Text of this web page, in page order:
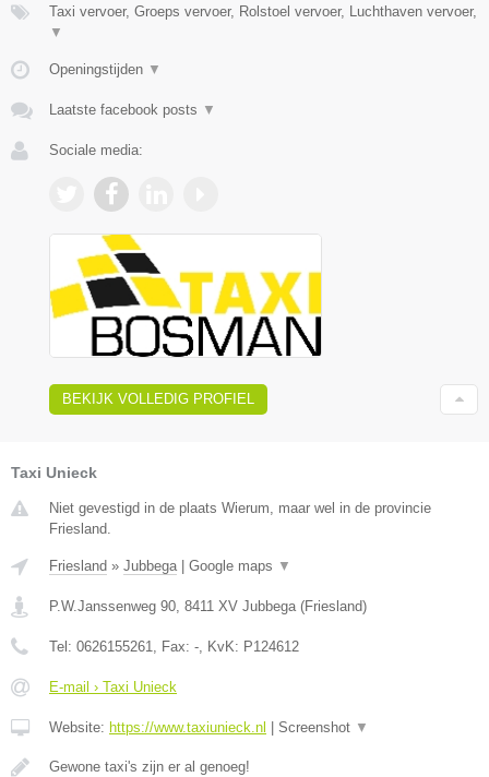
Taxi vervoer, Groeps vervoer, Rolstoel vervoer, Luchthaven vervoer,
▼
Openingstijden ▼
Laatste facebook posts ▼
Sociale media:
BEKIJK VOLLEDIG PROFIEL
Taxi Unieck
Niet gevestigd in de plaats Wierum, maar wel in de provincie
Friesland.
Friesland » Jubbega| Google maps ▼
P.W.Janssenweg 90, 8411 XV Jubbega(Friesland)
Tel: 0626155261, Fax: -, KvK: P124612
E-mail › Taxi Unieck
Website: https://www.taxiunieck.nl Screenshot ▼
Gewone taxi's zijn er al genoeg!